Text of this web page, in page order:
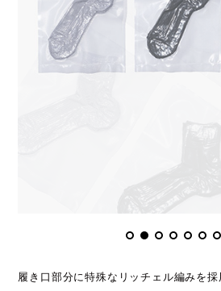
履き口部分に特殊なリッチェル編みを